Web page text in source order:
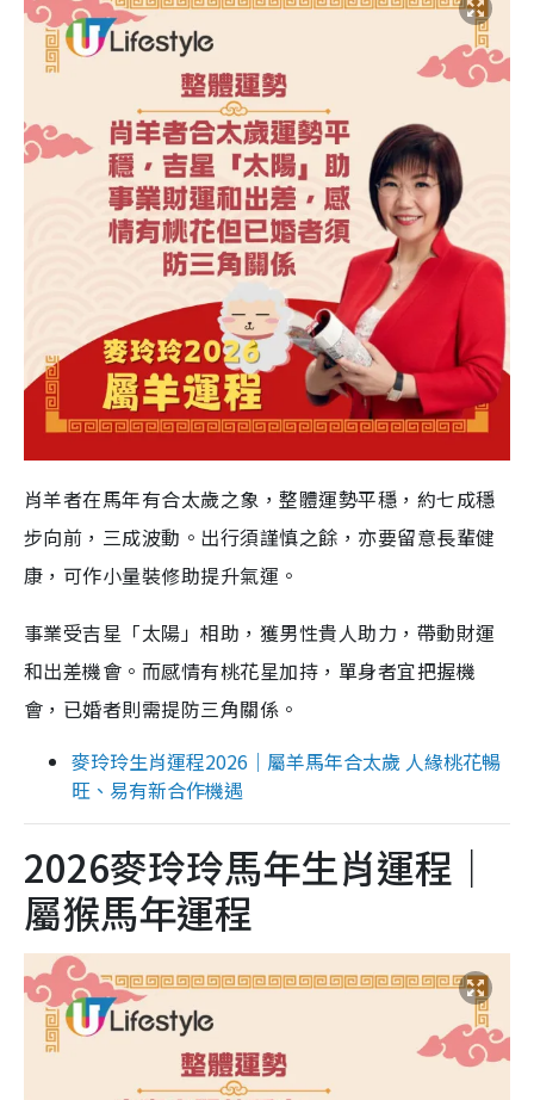
肖羊者在馬年有合太歲之象，整體運勢平穩，約七成穩
步向前，三成波動。出行須謹慎之餘，亦要留意長輩健
康，可作小量裝修助提升氣運。
事業受吉星「太陽」相助，獲男性貴人助力，帶動財運
和出差機會。而感情有桃花星加持，單身者宜把握機
會，已婚者則需提防三角關係。
麥玲玲生肖運程2026｜屬羊馬年合太歲 人緣桃花暢
旺、易有新合作機遇
2026麥玲玲馬年生肖運程｜
屬猴馬年運程